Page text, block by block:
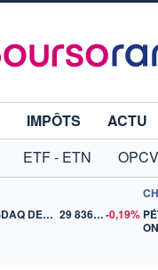
IMPÔTS ACTU
ETF - ETN
NASDAQ DEC26 29 836,50-0,19%